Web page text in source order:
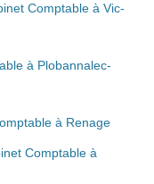
Comptable à Vic-
à Plobannalec-
à Renage
Comptable à